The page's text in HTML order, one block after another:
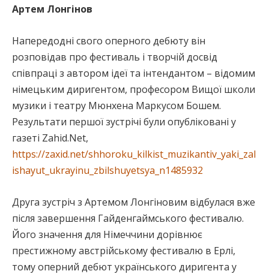
Артем Лонгінов
Напередодні свого оперного дебюту він
розповідав про фестиваль і творчій досвід
співпраці з автором ідеї та інтендантом – відомим
німецьким диригентом, професором Вищої школи
музики і театру Мюнхена Маркусом Бошем.
Результати першої зустрічі були опубліковані у
газеті Zahid.Net,
https://zaxid.net/shhoroku_kilkist_muzikantiv_yaki_zal
ishayut_ukrayinu_zbilshuyetsya_n1485932
Друга зустріч з Артемом Лонгіновим відбулася вже
після завершення Гайденгаймського фестивалю.
Його значення для Німеччини дорівнює
престижному австрійському фестивалю в Ерлі,
тому оперний дебют українського диригента у